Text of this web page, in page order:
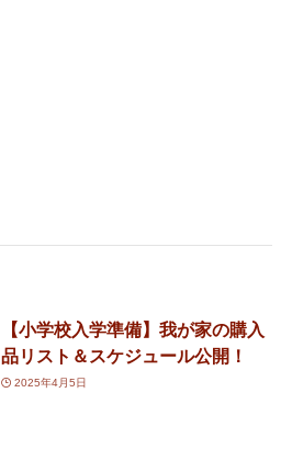
【小学校入学準備】我が家の購入
品リスト＆スケジュール公開！
2025年4月5日